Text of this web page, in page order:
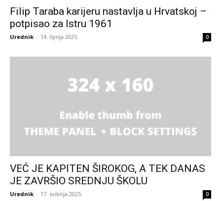
Filip Taraba karijeru nastavlja u Hrvatskoj –
potpisao za Istru 1961
Urednik - 14. lipnja 2025. 0
VEĆ JE KAPITEN ŠIROKOG, A TEK DANAS
JE ZAVRŠIO SREDNJU ŠKOLU
Urednik - 17. svibnja 2025. 0